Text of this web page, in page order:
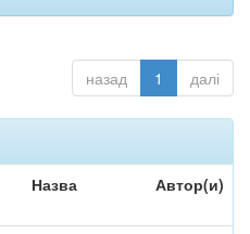
назад 1 далі
Назва Автор(и)